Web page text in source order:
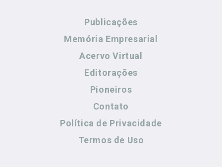
Publicações
Memória Empresarial
Acervo Virtual
Editorações
Pioneiros
Contato
Política de Privacidade
Termos de Uso